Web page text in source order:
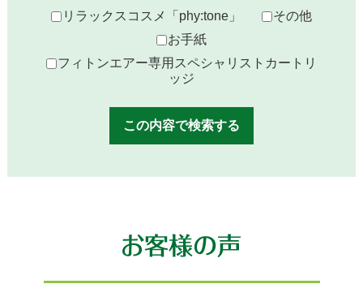
リラックスコスメ「phy:tone」
その他
お手紙
フィトンエアー専用スペシャリストカートリ
ッジ